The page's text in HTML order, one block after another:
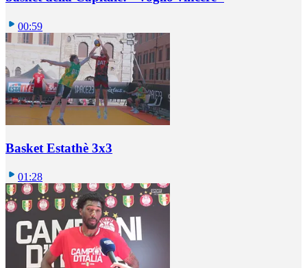
00:59
Basket Estathè 3x3
01:28